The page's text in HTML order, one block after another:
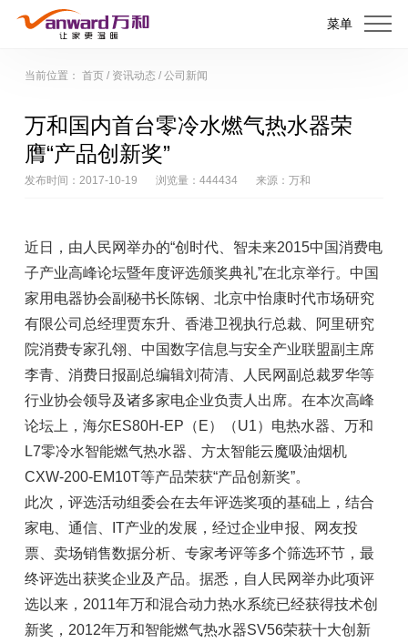
菜单
当前位置： 首页/ 资讯动态 / 公司新闻
万和国内首台零冷水燃气热水器荣
膺“产品创新奖”
发布时间：2017-10-19 浏览量：444434 来源：万和
近日，由人民网举办的“创时代、智未来2015中国消费电
子产业高峰论坛暨年度评选颁奖典礼”在北京举行。中国
家用电器协会副秘书长陈钢、北京中怡康时代市场研究
有限公司总经理贾东升、香港卫视执行总裁、阿里研究
院消费专家孔翎、中国数字信息与安全产业联盟副主席
李青、消费日报副总编辑刘荷清、人民网副总裁罗华等
行业协会领导及诸多家电企业负责人出席。在本次高峰
论坛上，海尔ES80H-EP（E）（U1）电热水器、万和
L7零冷水智能燃气热水器、方太智能云魔吸油烟机
CXW-200-EM10T等产品荣获“产品创新奖”。
此次，评选活动组委会在去年评选奖项的基础上，结合
家电、通信、IT产业的发展，经过企业申报、网友投
票、卖场销售数据分析、专家考评等多个筛选环节，最
终评选出获奖企业及产品。据悉，自人民网举办此项评
选以来，2011年万和混合动力热水系统已经获得技术创
新奖，2012年万和智能燃气热水器SV56荣获十大创新